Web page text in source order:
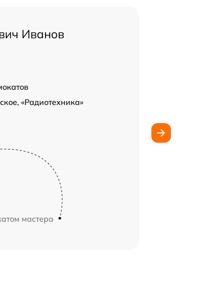
Иванов
«Радиотехника»
мастера